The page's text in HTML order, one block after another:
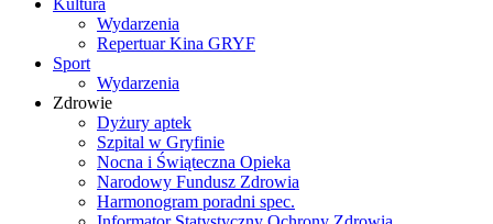
Wydarzenia
Repertuar Kina GRYF
Sport
Wydarzenia
Zdrowie
Dyżury aptek
Szpital w Gryfinie
Nocna i Świąteczna Opieka
Narodowy Fundusz Zdrowia
Harmonogram poradni spec.